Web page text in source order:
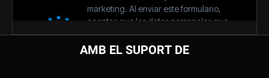
AMB EL SUPORT DE